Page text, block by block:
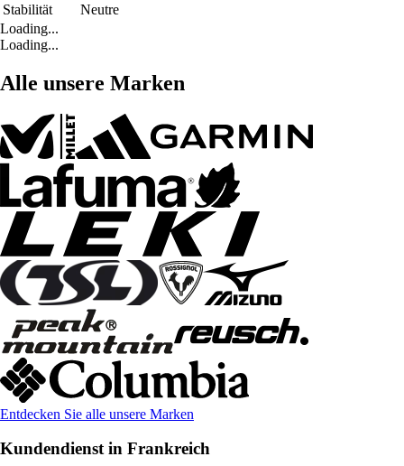
Stabilität
Neutre
Loading...
Loading...
Alle unsere Marken
Entdecken Sie alle unsere Marken
Kundendienst in Frankreich